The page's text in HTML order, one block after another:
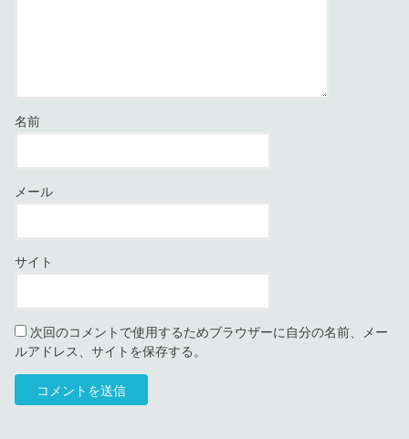
名前
メール
サイト
次回のコメントで使用するためブラウザーに自分の名前、メー
ルアドレス、サイトを保存する。